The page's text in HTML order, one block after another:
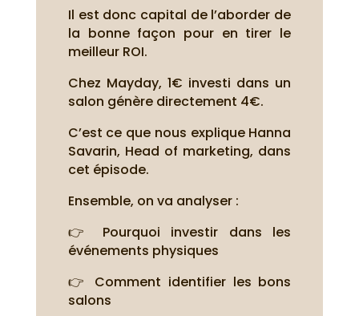
Il est donc capital de l’aborder de
la bonne façon pour en tirer le
meilleur ROI.
Chez Mayday, 1€ investi dans un
salon génère directement 4€.
C’est ce que nous explique Hanna
Savarin, Head of marketing, dans
cet épisode.
Ensemble, on va analyser :
👉 Pourquoi investir dans les
événements physiques
👉 Comment identifier les bons
salons